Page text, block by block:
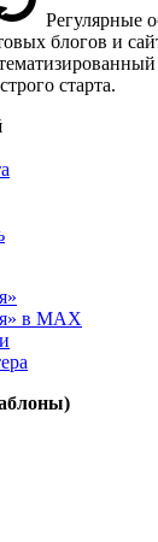
Регулярные
блогов и
старта.
в MAX